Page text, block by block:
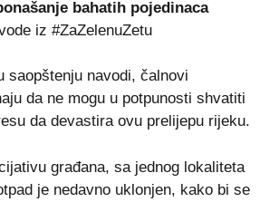
bahatih pojedinaca
iz #ZaZelenuZetu
saopštenju navodi, čalnovi
da ne mogu u potpunosti shvatiti
da devastira ovu prelijepu rijeku.
građana, sa jednog lokaliteta
je nedavno uklonjen, kako bi se